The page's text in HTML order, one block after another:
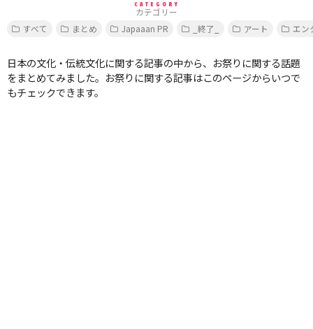
CATEGORY
カテゴリー
すべて
まとめ Japaaan PR _終了_ アート エン
日本の文化・伝統文化に関する記事の中から、お祭りに関する話題
をまとめてみました。お祭りに関する記事はこのページからいつで
もチェックできます。